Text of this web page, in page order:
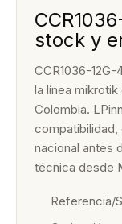
stock y
CCR1036-
la línea
Colombia.
nacional antes
técnica desde
Referencia/